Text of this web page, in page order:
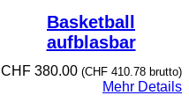
Basketball
aufblasbar
CHF380.00 (CHF410.78brutto)
Mehr Details